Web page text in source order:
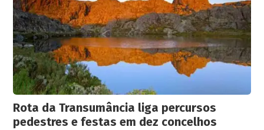
Rota da Transumância liga percursos
pedestres e festas em dez concelhos